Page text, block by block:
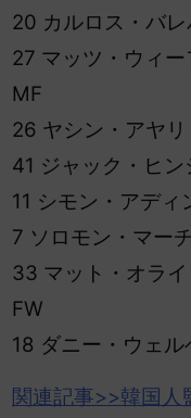
20 カルロス・バ
27 マッツ・ウィー
MF
26 ヤシン・アヤリ
41 ジャック・ヒン
11 シモン・アディ
7 ソロモン・マー
33 マット・オライ
FW
18 ダニー・ウェル
関連記事>>韓国人